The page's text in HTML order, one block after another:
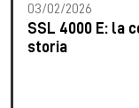
03/02/2026
SSL 4000 E: la
storia